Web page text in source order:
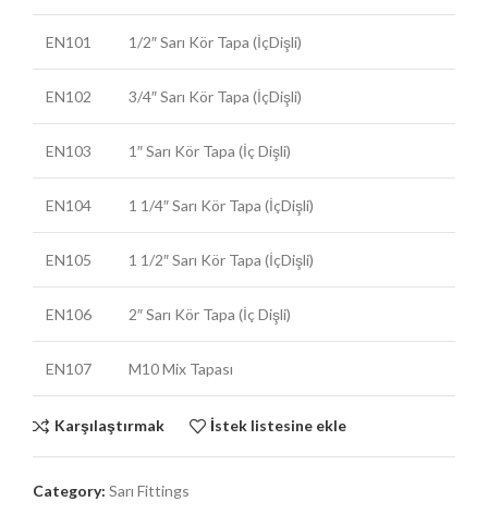
EN101 1/2″ Sarı Kör Tapa (İçDişli)
EN102 3/4″ Sarı Kör Tapa (İçDişli)
EN103 1″ Sarı Kör Tapa (İç Dişli)
EN104 1 1/4″ Sarı Kör Tapa (İçDişli)
EN105 1 1/2″ Sarı Kör Tapa (İçDişli)
EN106 2″ Sarı Kör Tapa (İç Dişli)
EN107 M10 Mix Tapası
Karşılaştırmak İstek listesine ekle
Category: Sarı Fittings